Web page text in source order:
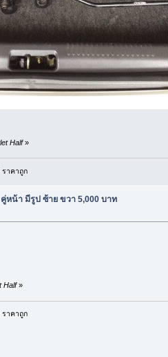
Half»
าคาถูก
คู่หน้า มีรูป ซ้าย ขวา 5,000 บาท
Half»
าคาถูก